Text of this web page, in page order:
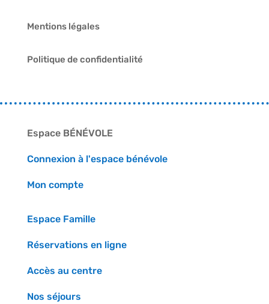
Mentions légales
Politique de confidentialité
Espace BÉNÉVOLE
Connexion à l'espace bénévole
Mon compte
Espace Famille
Réservations en ligne
Accès au centre
Nos séjours